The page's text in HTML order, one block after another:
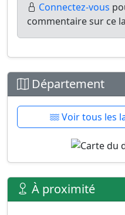
Connectez-vous
commentaire sur ce
Département
Voir tous les
À proximité